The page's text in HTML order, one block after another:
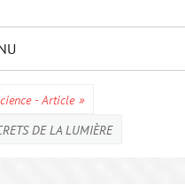
- Article »
DE LA LUMIÈRE